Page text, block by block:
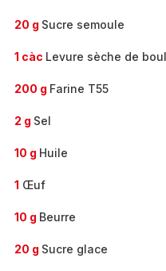
20 g Sucre semoule
1 càc Levure sèche de
200 g Farine T55
2 g Sel
10 g Huile
1 Œuf
10 g Beurre
20 g Sucre glace